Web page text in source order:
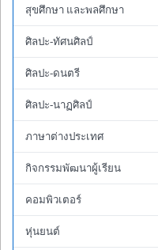
สุขศึกษา และพลศึกษา
ศิลปะ-ทัศนศิลป์
ศิลปะ-ดนตรี
ศิลปะ-นาฏศิลป์
ภาษาต่างประเทศ
กิจกรรมพัฒนาผู้เรียน
คอมพิวเตอร์
หุ่นยนต์